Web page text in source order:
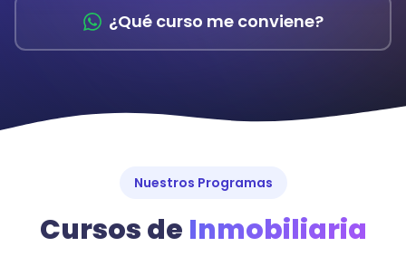
¿Qué curso me conviene?
Nuestros Programas
Cursos de Inmobiliaria